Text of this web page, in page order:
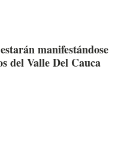
manifestándose
del Valle Del Cauca